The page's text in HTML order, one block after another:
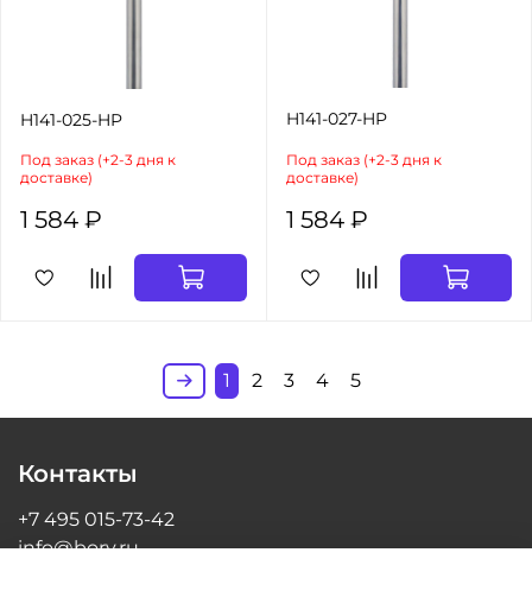
H141-025-HP
Под заказ (+2-3 дня к
доставке)
1 584 ₽
H141-027-HP
Под заказ (+2-3 дня к
доставке)
1 584 ₽
1 2 3 4 5
Контакты
+7 495 015-73-42
info@bory.ru